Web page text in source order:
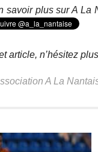
savoir plus sur A La
article, n’hésitez
A La